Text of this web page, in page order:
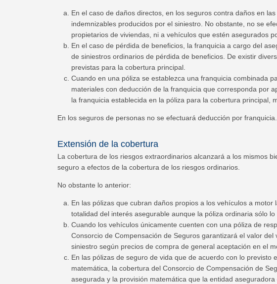
En el caso de daños directos, en los seguros contra daños en
indemnizables producidos por el siniestro. No obstante, no se
propietarios de viviendas, ni a vehículos que estén asegurados
En el caso de pérdida de beneficios, la franquicia a cargo del
de siniestros ordinarios de pérdida de beneficios. De existir
previstas para la cobertura principal.
Cuando en una póliza se establezca una franquicia combinada
materiales con deducción de la franquicia que corresponda por
la franquicia establecida en la póliza para la cobertura principal,
En los seguros de personas no se efectuará deducción por franquicia.
Extensión de la cobertura
La cobertura de los riesgos extraordinarios alcanzará a los mismos
seguro a efectos de la cobertura de los riesgos ordinarios.
No obstante lo anterior:
En las pólizas que cubran daños propios a los vehículos a
totalidad del interés asegurable aunque la póliza ordinaria sólo
Cuando los vehículos únicamente cuenten con una póliza de
Consorcio de Compensación de Seguros garantizará el valor
siniestro según precios de compra de general aceptación en el
En las pólizas de seguro de vida que de acuerdo con lo
matemática, la cobertura del Consorcio de Compensación de
asegurada y la provisión matemática que la entidad